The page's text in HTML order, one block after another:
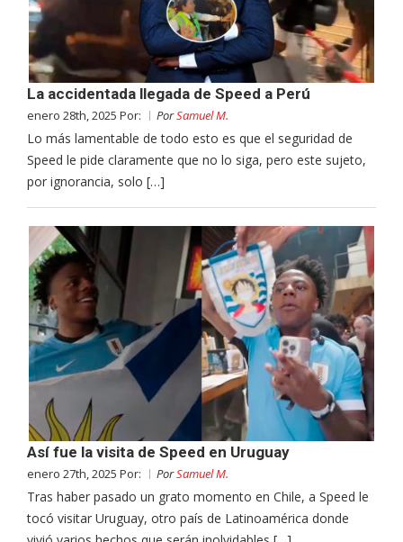
La accidentada llegada de Speed a Perú
enero 28th, 2025 Por: PorSamuel M.
Lo más lamentable de todo esto es que el seguridad de
Speed le pide claramente que no lo siga, pero este sujeto,
por ignorancia, solo […]
Así fue la visita de Speed en Uruguay
enero 27th, 2025 Por: PorSamuel M.
Tras haber pasado un grato momento en Chile, a Speed le
tocó visitar Uruguay, otro país de Latinoamérica donde